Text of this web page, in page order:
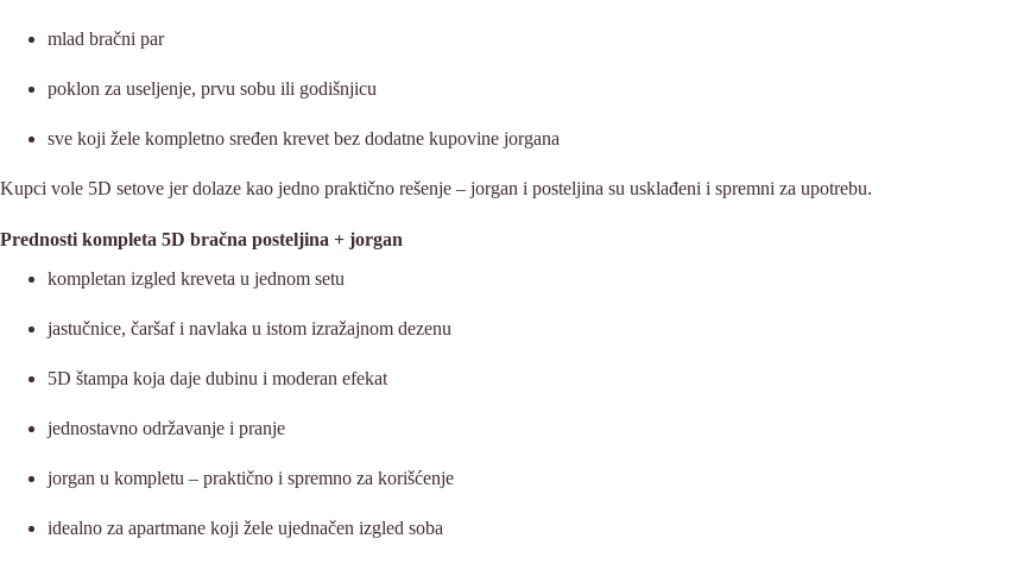
mlad bračni par
poklon za useljenje, prvu sobu ili godišnjicu
sve koji žele kompletno sređen krevet bez dodatne kupovine jorgana
Kupci vole 5D setove jer dolaze kao jedno praktično rešenje – jorgan i posteljina su usklađeni i spremni za upotrebu.
Prednosti kompleta 5D bračna posteljina + jorgan
kompletan izgled kreveta u jednom setu
jastučnice, čaršaf i navlaka u istom izražajnom dezenu
5D štampa koja daje dubinu i moderan efekat
jednostavno održavanje i pranje
jorgan u kompletu – praktično i spremno za korišćenje
idealno za apartmane koji žele ujednačen izgled soba